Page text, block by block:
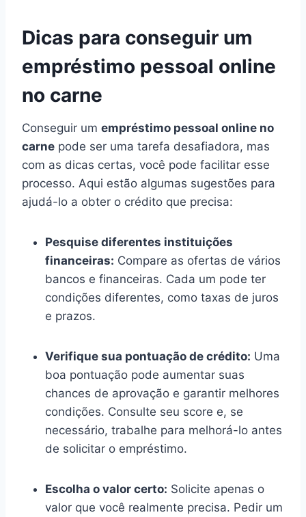
Dicas para conseguir um
empréstimo pessoal online
no carne
Conseguir um empréstimo pessoal online no
carne pode ser uma tarefa desafiadora, mas
com as dicas certas, você pode facilitar esse
processo. Aqui estão algumas sugestões para
ajudá-lo a obter o crédito que precisa:
Pesquise diferentes instituições
financeiras: Compare as ofertas de vários
bancos e financeiras. Cada um pode ter
condições diferentes, como taxas de juros
e prazos.
Verifique sua pontuação de crédito: Uma
boa pontuação pode aumentar suas
chances de aprovação e garantir melhores
condições. Consulte seu score e, se
necessário, trabalhe para melhorá-lo antes
de solicitar o empréstimo.
Escolha o valor certo: Solicite apenas o
valor que você realmente precisa. Pedir um